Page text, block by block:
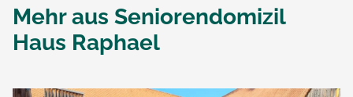
Mehr aus Seniorendomizil
Haus Raphael